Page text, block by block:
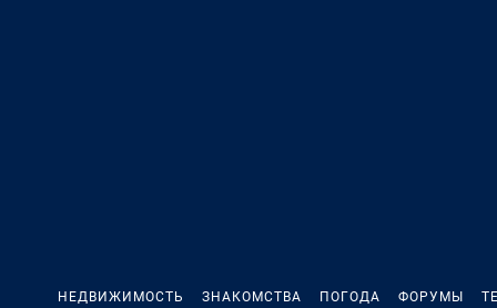
НЕДВИЖИМОСТЬ ЗНАКОМСТВА ПОГОДА ФОРУМЫ